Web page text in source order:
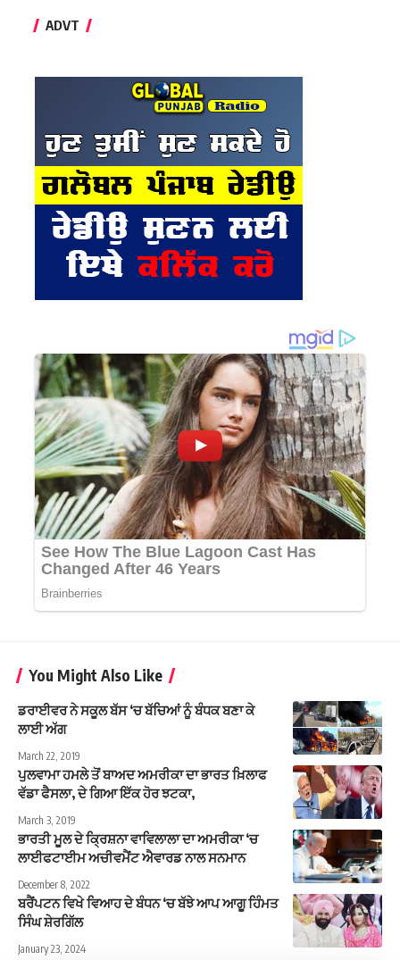
ADVT
You Might Also Like
ਡਰਾਈਵਰ ਨੇ ਸਕੂਲ ਬੱਸ ‘ਚ ਬੱਚਿਆਂ ਨੂੰ ਬੰਧਕ ਬਣਾ ਕੇ
ਲਾਈ ਅੱਗ
March 22, 2019
ਪੁਲਵਾਮਾ ਹਮਲੇ ਤੋਂ ਬਾਅਦ ਅਮਰੀਕਾ ਦਾ ਭਾਰਤ ਖ਼ਿਲਾਫ
ਵੱਡਾ ਫੈਸਲਾ, ਦੇ ਗਿਆ ਇੱਕ ਹੋਰ ਝਟਕਾ,
March 3, 2019
ਭਾਰਤੀ ਮੂਲ ਦੇ ਕ੍ਰਿਸ਼ਨਾ ਵਾਵਿਲਾਲਾ ਦਾ ਅਮਰੀਕਾ ‘ਚ
ਲਾਈਫਟਾਈਮ ਅਚੀਵਮੈਂਟ ਐਵਾਰਡ ਨਾਲ ਸਨਮਾਨ
December 8, 2022
ਬਰੈਂਪਟਨ ਵਿਖੇ ਵਿਆਹ ਦੇ ਬੰਧਨ ‘ਚ ਬੱਝੇ ਆਪ ਆਗੂ ਹਿੰਮਤ
ਸਿੰਘ ਸ਼ੇਰਗਿੱਲ
January 23, 2024